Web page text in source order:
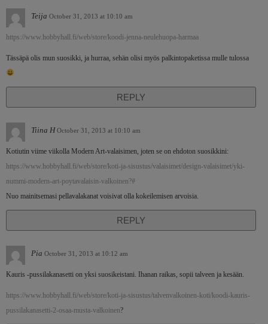
Teija October 31, 2013 at 10:10 am
https://www.hobbyhall.fi/web/store/koodi-jenna-neulehuopa-harmaa
Tässäpä olis mun suosikki, ja hurraa, sehän olisi myös palkintopaketissa mulle tulossa
REPLY
Tiina H October 31, 2013 at 10:10 am
Kotiutin viime viikolla Modern Art-valaisimen, joten se on ehdoton suosikkini:
https://www.hobbyhall.fi/web/store/koti-ja-sisustus/valaisimet/design-valaisimet/yki-
nummi-modern-art-poytavalaisin-valkoinen?#
Nuo mainitsemasi pellavalakanat voisivat olla kokeilemisen arvoisia.
REPLY
Pia October 31, 2013 at 10:12 am
Kauris -pussilakanasetti on yksi suosikeistani. Ihanan raikas, sopii talveen ja kesään.
https://www.hobbyhall.fi/web/store/koti-ja-sisustus/talvenvalkoinen-koti/koodi-kauris-
pussilakanasetti-2-osaa-musta-valkoinen?